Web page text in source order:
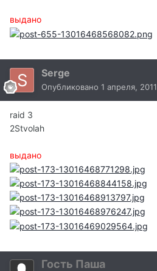
выдано
Serge
Опубликовано 1 апреля, 2011
raid 3
2Stvolah
выдано
Гость Паша